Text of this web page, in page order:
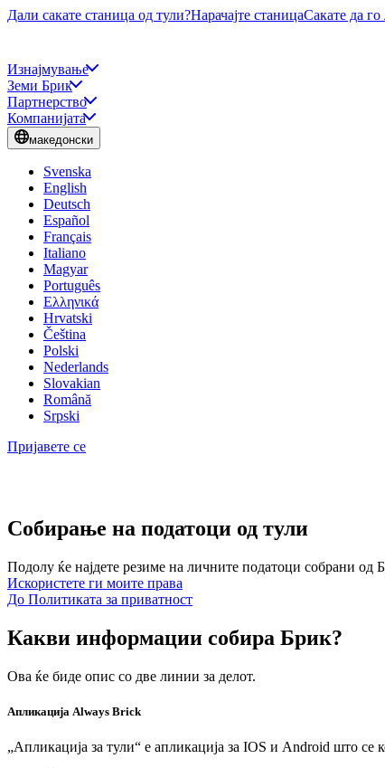
Дали сакате станица од тули?Нарачајте станицаСакате да
Изнајмување
Земи Брик
Партнерство
Компанијата
македонски
Svenska
English
Deutsch
Español
Français
Italiano
Magyar
Português
Ελληνικά
Hrvatski
Čeština
Polski
Nederlands
Slovakian
Română
Srpski
Пријавете се
Собирање на податоци од тули
Подолу ќе најдете резиме на личните податоци собрани од
Искористете ги моите права
До Политиката за приватност
Какви информации собира Брик?
Ова ќе биде опис со две линии за делот.
Апликација Always Brick
„Апликација за тули“ е апликација за IOS и Android што